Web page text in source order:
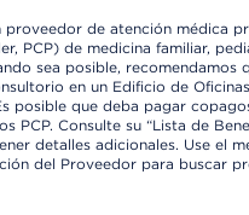
proveedor de atención médica
PCP) de medicina familiar,
sea posible, recomendamos
en un Edificio de
posible que deba pagar
PCP. Consulte su “Lista de
detalles adicionales. Use el
del Proveedor para buscar